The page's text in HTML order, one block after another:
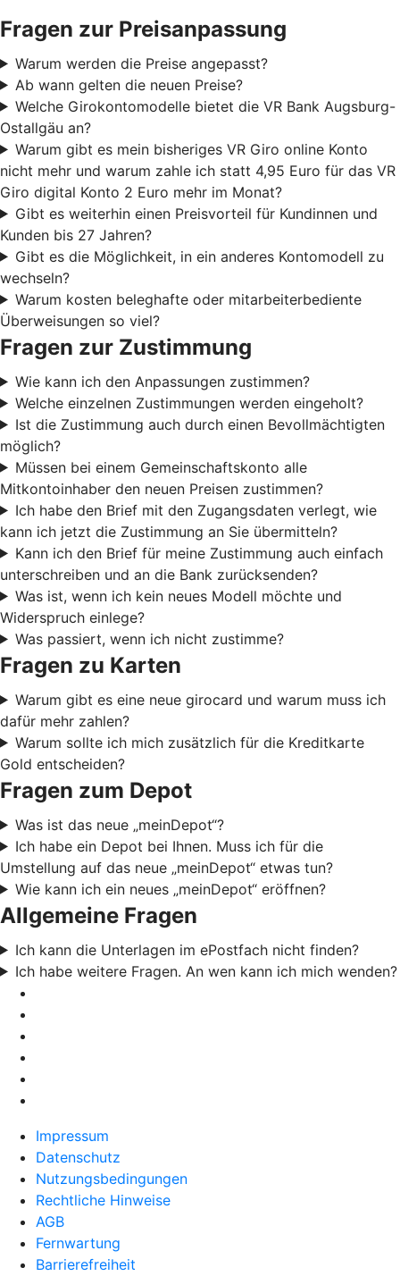
Fragen zur Preisanpassung
Warum werden die Preise angepasst?
Ab wann gelten die neuen Preise?
Welche Girokontomodelle bietet die VR Bank Augsburg-
Ostallgäu an?
Warum gibt es mein bisheriges VR Giro online Konto
nicht mehr und warum zahle ich statt 4,95 Euro für das VR
Giro digital Konto 2 Euro mehr im Monat?
Gibt es weiterhin einen Preisvorteil für Kundinnen und
Kunden bis 27 Jahren?
Gibt es die Möglichkeit, in ein anderes Kontomodell zu
wechseln?
Warum kosten beleghafte oder mitarbeiterbediente
Überweisungen so viel?
Fragen zur Zustimmung
Wie kann ich den Anpassungen zustimmen?
Welche einzelnen Zustimmungen werden eingeholt?
Ist die Zustimmung auch durch einen Bevollmächtigten
möglich?
Müssen bei einem Gemeinschaftskonto alle
Mitkontoinhaber den neuen Preisen zustimmen?
Ich habe den Brief mit den Zugangsdaten verlegt, wie
kann ich jetzt die Zustimmung an Sie übermitteln?
Kann ich den Brief für meine Zustimmung auch einfach
unterschreiben und an die Bank zurücksenden?
Was ist, wenn ich kein neues Modell möchte und
Widerspruch einlege?
Was passiert, wenn ich nicht zustimme?
Fragen zu Karten
Warum gibt es eine neue girocard und warum muss ich
dafür mehr zahlen?
Warum sollte ich mich zusätzlich für die Kreditkarte
Gold entscheiden?
Fragen zum Depot
Was ist das neue „meinDepot“?
Ich habe ein Depot bei Ihnen. Muss ich für die
Umstellung auf das neue „meinDepot“ etwas tun?
Wie kann ich ein neues „meinDepot“ eröffnen?
Allgemeine Fragen
Ich kann die Unterlagen im ePostfach nicht finden?
Ich habe weitere Fragen. An wen kann ich mich wenden?
Impressum
Datenschutz
Nutzungsbedingungen
Rechtliche Hinweise
AGB
Fernwartung
Barrierefreiheit